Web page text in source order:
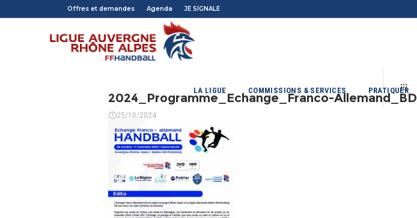
Offres et demandes Agenda JE SIGNALE
LA LIGUE COMMISSIONS & SERVICES PRATIQUER
2024_Programme_Echange_Franco-Allemand_BD
25/10/2024